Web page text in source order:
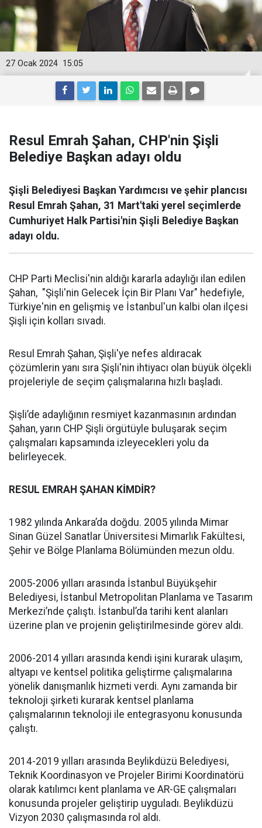
15:05
27 Ocak 2024
Resul Emrah Şahan, CHP'nin Şişli
Belediye Başkan adayı oldu
Şişli Belediyesi Başkan Yardımcısı ve şehir plancısı
Resul Emrah Şahan, 31 Mart'taki yerel seçimlerde
Cumhuriyet Halk Partisi'nin Şişli Belediye Başkan
adayı oldu.
CHP Parti Meclisi'nin aldığı kararla adaylığı ilan edilen
Şahan, "Şişli'nin Gelecek İçin Bir Planı Var" hedefiyle,
Türkiye'nin en gelişmiş ve İstanbul'un kalbi olan ilçesi
Şişli için kolları sıvadı.
Resul Emrah Şahan, Şişli'ye nefes aldıracak
çözümlerin yanı sıra Şişli'nin ihtiyacı olan büyük ölçekli
projeleriyle de seçim çalışmalarına hızlı başladı.
Şişli’de adaylığının resmiyet kazanmasının ardından
Şahan, yarın CHP Şişli örgütüyle buluşarak seçim
çalışmaları kapsamında izleyecekleri yolu da
belirleyecek.
RESUL EMRAH ŞAHAN KİMDİR?
1982 yılında Ankara’da doğdu. 2005 yılında Mimar
Sinan Güzel Sanatlar Üniversitesi Mimarlık Fakültesi,
Şehir ve Bölge Planlama Bölümünden mezun oldu.
2005-2006 yılları arasında İstanbul Büyükşehir
Belediyesi, İstanbul Metropolitan Planlama ve Tasarım
Merkezi’nde çalıştı. İstanbul’da tarihi kent alanları
üzerine plan ve projenin geliştirilmesinde görev aldı.
2006-2014 yılları arasında kendi işini kurarak ulaşım,
altyapı ve kentsel politika geliştirme çalışmalarına
yönelik danışmanlık hizmeti verdi. Aynı zamanda bir
teknoloji şirketi kurarak kentsel planlama
çalışmalarının teknoloji ile entegrasyonu konusunda
çalıştı.
2014-2019 yılları arasında Beylikdüzü Belediyesi,
Teknik Koordinasyon ve Projeler Birimi Koordinatörü
olarak katılımcı kent planlama ve AR-GE çalışmaları
konusunda projeler geliştirip uyguladı. Beylikdüzü
Vizyon 2030 çalışmasında rol aldı.